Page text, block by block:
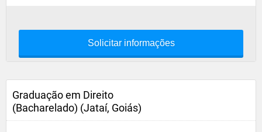
Solicitar informações
Graduação em Direito
(Bacharelado) (Jataí, Goiás)